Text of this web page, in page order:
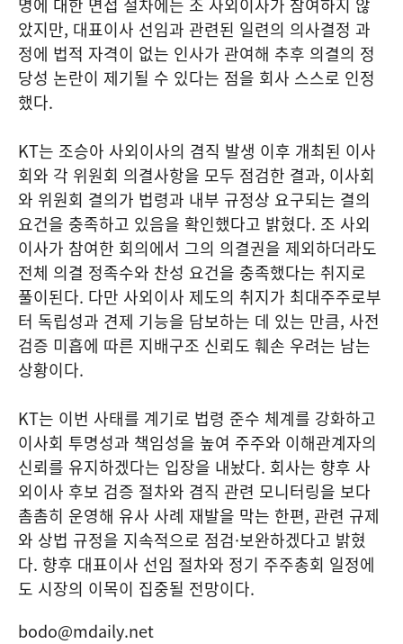
명에 대한 면접 절차에는 조 사외이사가 참여하지 않
았지만, 대표이사 선임과 관련된 일련의 의사결정 과
정에 법적 자격이 없는 인사가 관여해 추후 의결의 정
당성 논란이 제기될 수 있다는 점을 회사 스스로 인정
했다.
KT는 조승아 사외이사의 겸직 발생 이후 개최된 이사
회와 각 위원회 의결사항을 모두 점검한 결과, 이사회
와 위원회 결의가 법령과 내부 규정상 요구되는 결의
요건을 충족하고 있음을 확인했다고 밝혔다. 조 사외
이사가 참여한 회의에서 그의 의결권을 제외하더라도
전체 의결 정족수와 찬성 요건을 충족했다는 취지로
풀이된다. 다만 사외이사 제도의 취지가 최대주주로부
터 독립성과 견제 기능을 담보하는 데 있는 만큼, 사전
검증 미흡에 따른 지배구조 신뢰도 훼손 우려는 남는
상황이다.
KT는 이번 사태를 계기로 법령 준수 체계를 강화하고
이사회 투명성과 책임성을 높여 주주와 이해관계자의
신뢰를 유지하겠다는 입장을 내놨다. 회사는 향후 사
외이사 후보 검증 절차와 겸직 관련 모니터링을 보다
촘촘히 운영해 유사 사례 재발을 막는 한편, 관련 규제
와 상법 규정을 지속적으로 점검·보완하겠다고 밝혔
다. 향후 대표이사 선임 절차와 정기 주주총회 일정에
도 시장의 이목이 집중될 전망이다.
bodo@mdaily.net